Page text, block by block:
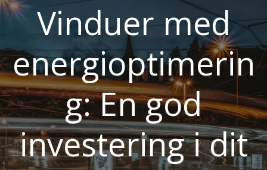
Vinduer med
energioptimerin
g: En god
investering i dit